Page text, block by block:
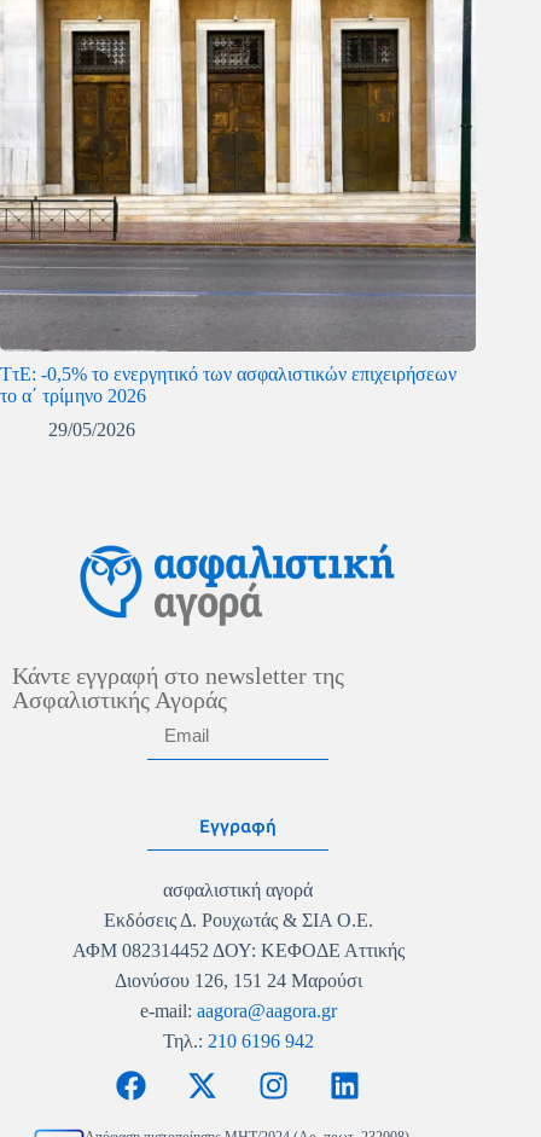
ΤτΕ: -0,5% το ενεργητικό των ασφαλιστικών επιχειρήσεων
το α΄ τρίμηνο 2026
29/05/2026
Κάντε εγγραφή στο newsletter της
Ασφαλιστικής Αγοράς
Εγγραφή
ασφαλιστική αγορά
Εκδόσεις Δ. Ρουχωτάς & ΣΙΑ Ο.Ε.
ΑΦΜ 082314452 ΔΟΥ: ΚΕΦΟΔΕ Αττικής
Διονύσου 126, 151 24 Μαρούσι
e-mail: aagora@aagora.gr
Τηλ.: 210 6196 942